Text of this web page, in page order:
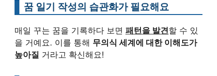
꿈 일기 작성의 습관화가 필요해요
매일 꾸는 꿈을 기록하다 보면 패턴을 발견할 수 있
을 거예요. 이를 통해 무의식 세계에 대한 이해도가
높아질 거라고 확신해요!